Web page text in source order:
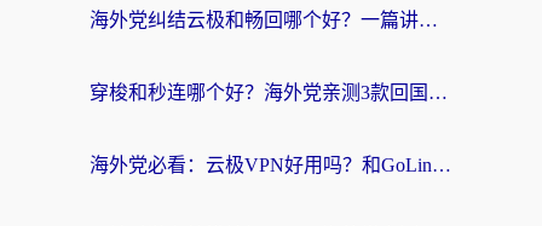
海外党纠结云极和畅回哪个好？一篇讲透回国加速器怎么选（附避坑指南）
穿梭和秒连哪个好？海外党亲测3款回国加速器，教你在国外正常浏览国内网站
海外党必看：云极VPN好用吗？和GoLinkVPN对比哪个回国效果更好？附真实体验指南